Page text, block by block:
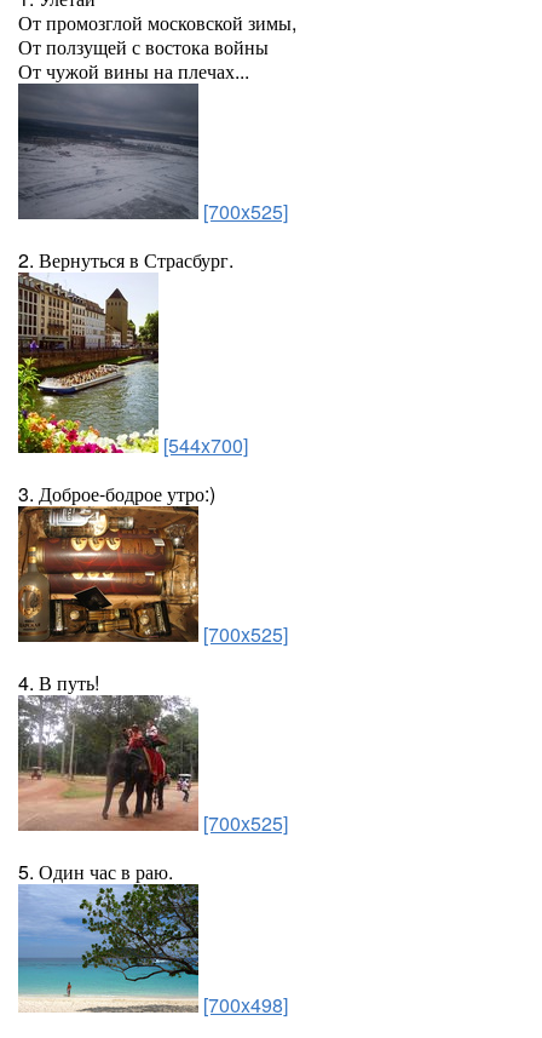
От промозглой московской зимы,
От ползущей с востока войны
От чужой вины на плечах...
[700x525]
2. Вернуться в Страсбург.
[544x700]
3. Доброе-бодрое утро:)
[700x525]
4. В путь!
[700x525]
5. Один час в раю.
[700x498]